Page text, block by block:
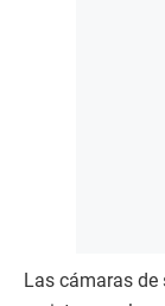
Las cámaras